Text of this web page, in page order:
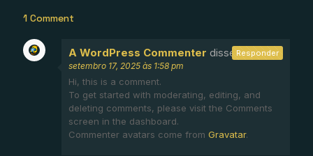
1 Comment
A WordPress Commenter disse:
setembro 17, 2025 às 1:58 pm
Hi, this is a comment.
To get started with moderating, editing, and
deleting comments, please visit the Comments
screen in the dashboard.
Commenter avatars come from Gravatar.
Responder